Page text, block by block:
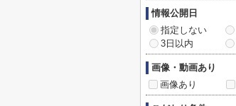
情報公開日
指定しない
3日以内
画像・動画あり
画像あり